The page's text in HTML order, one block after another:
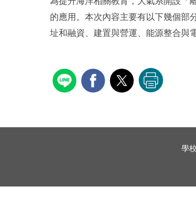
的應用。本次內容主要有以下幾個部
址和融資、建置與營運、能源整合與
學